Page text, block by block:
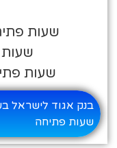
שעות פתיחה
שעות
שעות
בנק אגוד לישראל
שעות פתיחה